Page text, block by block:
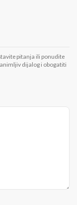
pitanja ili ponudite
dijalog i obogatiti